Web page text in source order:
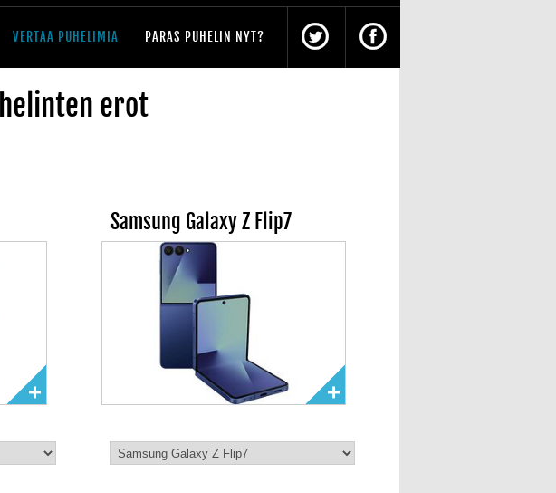
VERTAA PUHELIMIA PARAS PUHELIN NYT?
erot
Samsung Galaxy Z Flip7